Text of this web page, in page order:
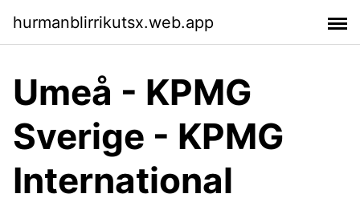
hurmanblirrikutsx.web.app
Umeå - KPMG
Sverige - KPMG
International